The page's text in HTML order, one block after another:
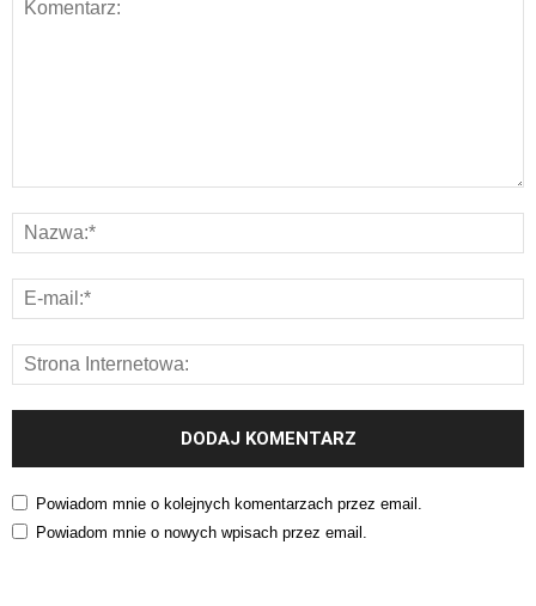
Powiadom mnie o kolejnych komentarzach przez email.
Powiadom mnie o nowych wpisach przez email.